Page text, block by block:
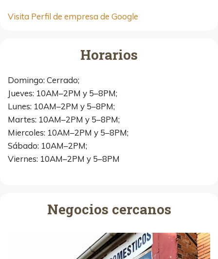
Visita Perfil de empresa de Google
Horarios
Domingo: Cerrado;
Jueves: 10AM–2PM y 5–8PM;
Lunes: 10AM–2PM y 5–8PM;
Martes: 10AM–2PM y 5–8PM;
Miercoles: 10AM–2PM y 5–8PM;
Sábado: 10AM–2PM;
Viernes: 10AM–2PM y 5–8PM
Negocios cercanos